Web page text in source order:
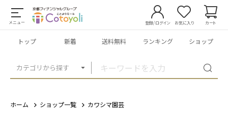
メニュー
カテゴリから探す
登録/ログイン お気に入り カート
トップ 新着 送料無料 ランキング ショップ
ホーム ショップ一覧 カワシマ園芸